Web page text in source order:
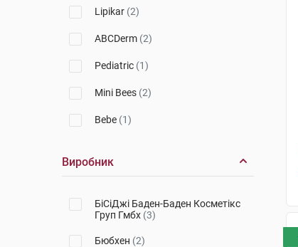
Lipikar (2)
ABCDerm (2)
Pediatric (1)
Mini Bees (2)
Bebe (1)
Виробник
БіСіДжі Баден-Баден Косметікс
Груп Гмбх (3)
Бюбхен (2)